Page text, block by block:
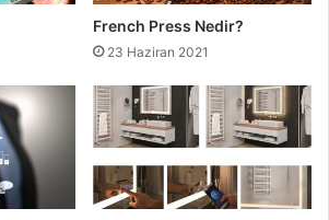
French Press Nedir?
23 Haziran 2021